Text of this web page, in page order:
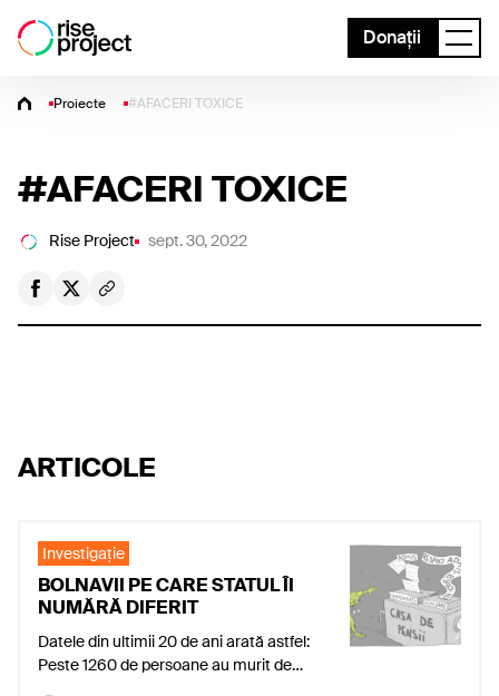
Donații
Proiecte #AFACERI TOXICE
#AFACERI TOXICE
Rise Project sept. 30, 2022
ARTICOLE
Investigaţie
BOLNAVII PE CARE STATUL ÎI
NUMĂRĂ DIFERIT
Datele din ultimii 20 de ani arată astfel:
Peste 1260 de persoane au murit de…